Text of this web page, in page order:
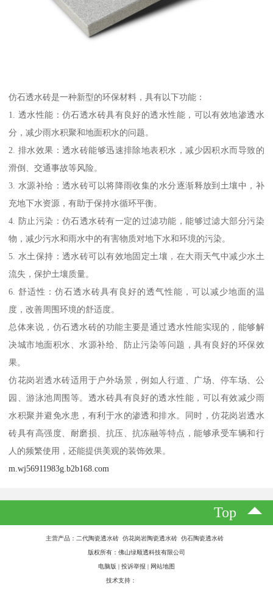
仿石透水砖是一种新型的环保材料，具有以下功能：
1. 透水性能：仿石透水砖具有良好的透水性能，可以有效地渗透水
分，减少雨水积聚和地面积水的问题。
2. 排水效果：透水砖能够迅速排除地表积水，减少因积水而导致的
滑倒、交通事故等风险。
3. 水源补给：透水砖可以将降雨收集的水分逐渐释放到土壤中，补
充地下水资源，有助于保持水循环平衡。
4. 防止污染：仿石透水砖有一定的过滤功能，能够过滤大部分污染
物，减少污水和雨水中的有害物质对地下水和环境的污染。
5. 水土保持：透水砖可以有效地固定土壤，在大雨天气中减少水土
流失，保护土壤质量。
6. 舒适性：仿石透水砖具有良好的透气性能，可以减少地面的温
度，改善周围环境的舒适度。
总体来说，仿石透水砖的功能主要是通过透水性能实现的，能够解
决城市地面积水、水源补给、防止污染等问题，具有良好的环保效
果。
仿花岗岩透水砖适用于户外场景，例如人行道、广场、停车场、公
园、游泳池周围等。透水砖具有良好的透水性能，可以有效减少雨
水积聚并避免水患，有利于水的渗透和排水。同时，仿花岗岩透水
砖具有高强度、耐磨损、抗压、抗冻融等特点，能够承受车辆和行
人的频繁使用，还能提供美观的装饰效果。
m.wj56911983g.b2b168.com
Top
主营产品：二代陶瓷透水砖 仿花岗岩陶瓷透水砖 仿石陶瓷透水砖
版权所有：佛山绿顺透科技有限公司
电脑版 | 投诉举报 | 网站地图
技术支持：